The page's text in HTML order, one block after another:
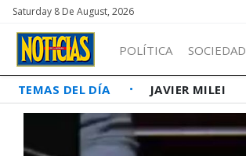
Saturday 8 De August, 2026
POLÍTICA SOCIEDAD
TEMAS DEL DÍA JAVIER MILEI